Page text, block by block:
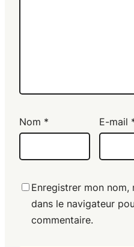
Nom * E-mail
Enregistrer mon
dans le navigateur
commentaire.